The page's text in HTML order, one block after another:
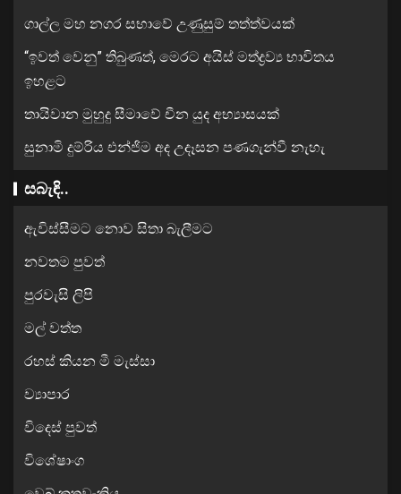
ගාල්ල මහ නගර සභාවේ උණුසුම් තත්ත්වයක්
“ඉවත් වෙනු” තිබුණත්, මෙරට අයිස් මත්ද්‍රව්‍ය භාවිතය
ඉහළට
තායිවාන මුහුදු සීමාවේ චීන යුද අභ්‍යාසයක්
සුනාමි දුම්රිය එන්ජිම අද උදෑසන පණගැන්වී නැහැ
සබැඳි..
ඇවිස්සීමට නොව සිතා බැලීමට
නවතම පුවත්
පුරවැසි ලිපි
මල් වත්ත
රහස් කියන මී මැස්සා
ව්‍යාපාර
විදෙස් පුවත්
විශේෂාංග